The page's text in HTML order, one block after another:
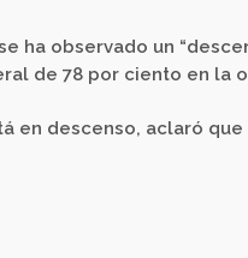
ha observado un
de 78 por ciento en la
descenso, aclaró que